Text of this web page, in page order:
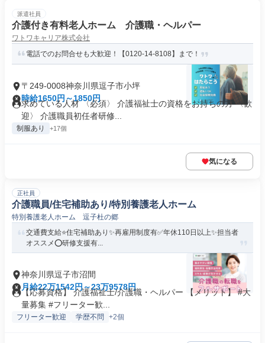
派遣社員
介護付き有料老人ホーム 介護職・ヘルパー
ワトワキャリア株式会社
電話でのお問合せも大歓迎！【0120-14-8108】まで！
〒249-0008神奈川県逗子市小坪
時給1650円～1850円
求めている人材 〈必須〉 介護福祉士の資格をお持ちの方 〈歓
迎〉 介護職員初任者研修...
制服あり +17個
気になる
正社員
介護職員/住宅補助あり/特別養護老人ホーム
特別養護老人ホーム 逗子杜の郷
交通費支給⭐️住宅補助あり✨再雇用制度有✅️年休110日以上✨担当者
オススメ⭕️研修支援有...
神奈川県逗子市沼間
月給22万1542円～23万9578円
【応募資格】 介護福祉士/介護職・ヘルパー 【メリット】 #大
量募集 #フリーター歓...
フリーター歓迎 学歴不問 +2個